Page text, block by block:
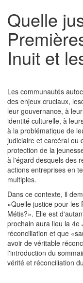
Quelle
Inuit et
Les communautés
des enjeux cruciaux,
leur gouvernance, à
identité culturelle, à
à la problématique de
judiciaire et carcéral ou
protection de la
à l'égard desquels des
actions entreprises en
multiples.
Dans ce contexte, il
«Quelle justice pour les
Métis?». Elle est
prochain aura lieu la 4e
réconciliation et que
avoir de véritable
l'introduction du
vérité et réconciliation